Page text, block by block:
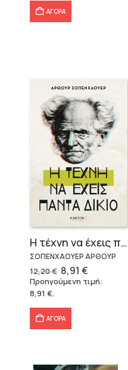
ΑΓΟΡΑ
Η τέχνη να έχεις πάντα δίκιο – Άρθουρ Σοπενχάουερ
ΣΟΠΕΝΧΑΟΥΕΡ ΑΡΘΟΥΡ
12,20€ Original
price
was:
8,91 €Η
τρέχουσα
τιμή
Προηγούμενη τιμή:
8,91 €.
ΑΓΟΡΑ